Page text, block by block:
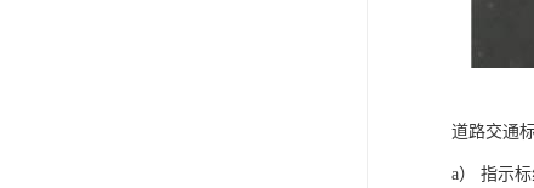
道路交通
a） 指示